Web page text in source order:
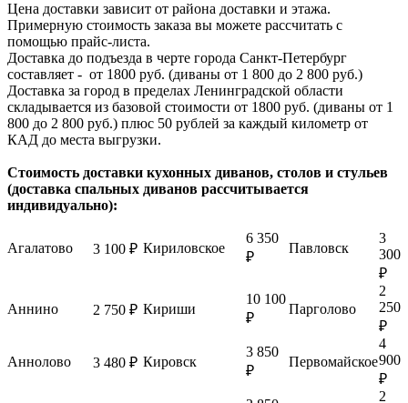
Цена доставки зависит от района доставки и этажа.
Примерную стоимость заказа вы можете рассчитать с
помощью прайс-листа.
Доставка до подъезда в черте города Санкт-Петербург
составляет - от 1800 руб. (диваны от 1 800 до 2 800 руб.)
Доставка за город в пределах Ленинградской области
складывается из базовой стоимости от 1800 руб. (диваны от 1
800 до 2 800 руб.) плюс 50 рублей за каждый километр от
КАД до места выгрузки.
Стоимость доставки кухонных диванов, столов и стульев
(доставка спальных диванов рассчитывается
индивидуально):
Агалатово 3 100 ₽ Кириловское
6 350
₽
Павловск
3
300
₽
Аннино 2 750 ₽ Кириши
10 100
₽
Парголово
2
250
₽
Аннолово 3 480 ₽ Кировск
3 850
₽
Первомайское
4
900
₽
2